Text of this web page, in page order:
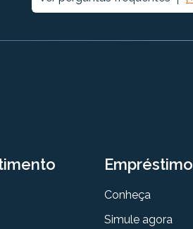
Empréstimo
Conheça
Simule agora